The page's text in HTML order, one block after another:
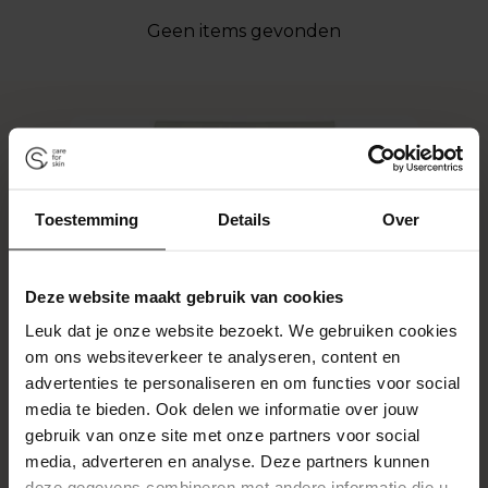
Toestemming Details Over
Deze website maakt gebruik van cookies
Leuk dat je onze website bezoekt. We gebruiken cookies
om ons websiteverkeer te analyseren, content en
advertenties te personaliseren en om functies voor social
media te bieden. Ook delen we informatie over jouw
gebruik van onze site met onze partners voor social
media, adverteren en analyse. Deze partners kunnen
Geen items gevonden